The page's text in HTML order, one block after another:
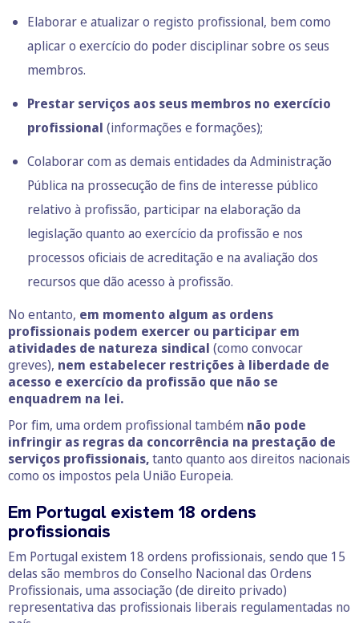
Elaborar e atualizar o registo profissional, bem como
aplicar o exercício do poder disciplinar sobre os seus
membros.
Prestar serviços aos seus membros no exercício
profissional (informações e formações);
Colaborar com as demais entidades da Administração
Pública na prossecução de fins de interesse público
relativo à profissão, participar na elaboração da
legislação quanto ao exercício da profissão e nos
processos oficiais de acreditação e na avaliação dos
recursos que dão acesso à profissão.
No entanto, em momento algum as ordens
profissionais podem exercer ou participar em
atividades de natureza sindical (como convocar
greves), nem estabelecer restrições à liberdade de
acesso e exercício da profissão que não se
enquadrem na lei.
Por fim, uma ordem profissional também não pode
infringir as regras da concorrência na prestação de
serviços profissionais,tanto quanto aos direitos nacionais
como os impostos pela União Europeia.
Em Portugal existem 18 ordens
profissionais
Em Portugal existem 18 ordens profissionais, sendo que 15
delas são membros do Conselho Nacional das Ordens
Profissionais, uma associação (de direito privado)
representativa das profissionais liberais regulamentadas no